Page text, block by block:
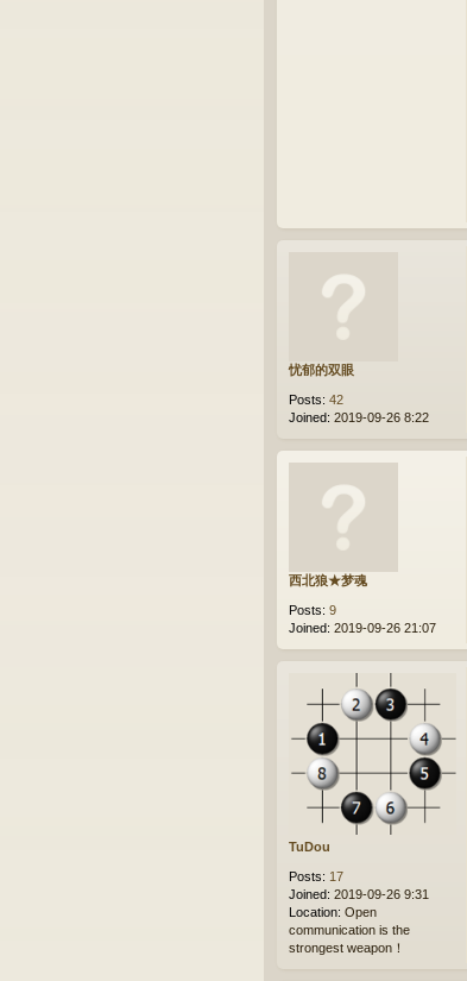
忧郁的双眼
Posts: 42
Joined: 2019-09-26 8:22
西北狼★梦魂
Posts: 9
Joined: 2019-09-26 21:07
TuDou
Posts: 17
Joined: 2019-09-26 9:31
Location: Open
communication is the
strongest weapon！